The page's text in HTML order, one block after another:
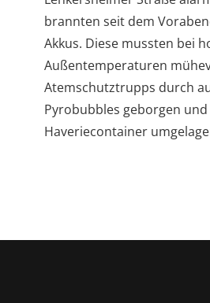
brannten seit dem
Akkus. Diese mussten bei
Außentemperaturen
Atemschutztrupps durch
Pyrobubbles geborgen
Haveriecontainer